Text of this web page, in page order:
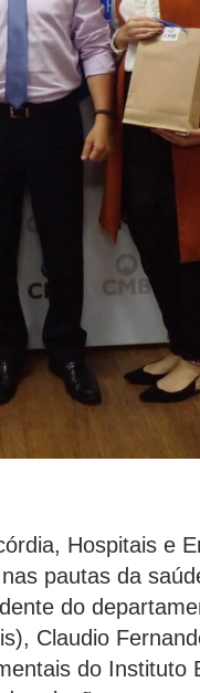
Hospitais e
pautas da
do
Claudio
do Instituto